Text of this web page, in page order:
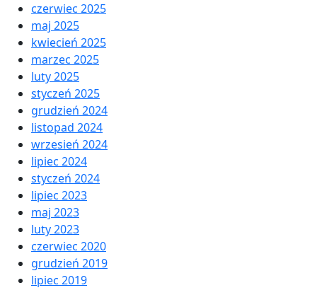
czerwiec 2025
maj 2025
kwiecień 2025
marzec 2025
luty 2025
styczeń 2025
grudzień 2024
listopad 2024
wrzesień 2024
lipiec 2024
styczeń 2024
lipiec 2023
maj 2023
luty 2023
czerwiec 2020
grudzień 2019
lipiec 2019